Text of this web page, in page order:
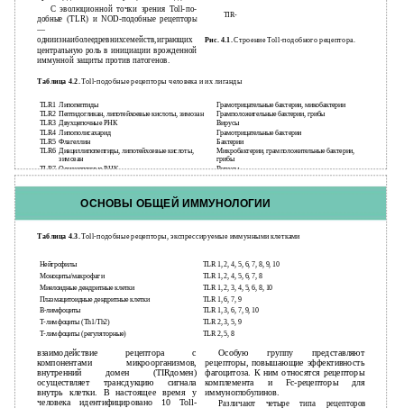
С эволюционной точки зрения Toll-по-
добные (TLR) и NOD-подобные рецепторы
—
одниизнаиболеедревнихсемейств,играющих
центральную роль в инициации врожденной
иммунной защиты против патогенов.
TIR-
Рис. 4.1.Строение Toll-подобного рецептора.
Таблица 4.2.Toll-подобные рецепторы человека и их лиганды
TLR1 Липопептиды
Грамотрицательные бактерии, микобактерии
TLR2 Пептидогликан, липотейхоевые кислоты, зимозан
Грамположительные бактерии, грибы
TLR3 Двухцепочные РНК
Вирусы
TLR4 Липополисахарид Грамотрицательные бактерии
TLR5 Флагеллин Бактерии
TLR6 Диациллипопептиды, липотейхоевые кислоты,
Микробактерии, грамположительные бактерии,
зимозан
грибы
TLR7 Одноцепочные РНК Вирусы
41
ОСНОВЫ ОБЩЕЙ ИММУНОЛОГИИ
Таблица 4.3.Toll-подобные рецепторы, экспрессируемые иммунными клетками
Нейтрофилы
TLR 1, 2, 4, 5, 6, 7, 8, 9, 10
Моноциты/макрофаги
TLR 1, 2, 4, 5, 6, 7, 8
Миелоидные дендритные клетки TLR 1, 2, 3, 4, 5, 6, 8, 10
Плазмацитоидные дендритные клетки TLR 1, 6, 7, 9
В-лимфоциты TLR 1, 3, 6, 7, 9, 10
Т-лимфоциты (Th1/Тh2)
TLR 2, 3, 5, 9
Т-лимфоциты (регуляторные)
TLR 2, 5, 8
взаимодействие рецептора с
компонентами микроорганизмов,
внутренний домен (TIRдомен)
осуществляет трансдукцию сигнала
внутрь клетки. В настоящее время у
человека идентифицировано 10 Toll-
Особую группу представляют
рецепторы, повышающие эффективность
фагоцитоза. К ним относятся рецепторы
комплемента и Fс-рецепторы для
иммуноглобулинов.
Различают четыре типа рецепторов